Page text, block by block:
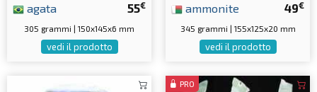
55€
agata
305 grammi | 150x145x6 mm
vedi il prodotto
49€
ammonite
345 grammi | 155x125x20 mm
vedi il prodotto
PRO